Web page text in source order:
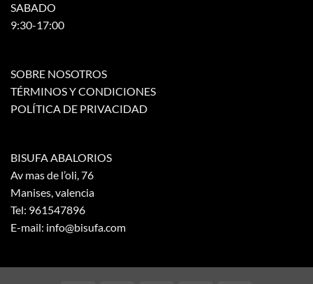
SABADO
9:30-17:00
SOBRE NOSOTROS
TÉRMINOS Y CONDICIONES
POLÍTICA DE PRIVACIDAD
BISUFA ABALORIOS
Av mas de l’oli, 76
Manises, valencia
Tel: 961547896
E-mail: info@bisufa.com